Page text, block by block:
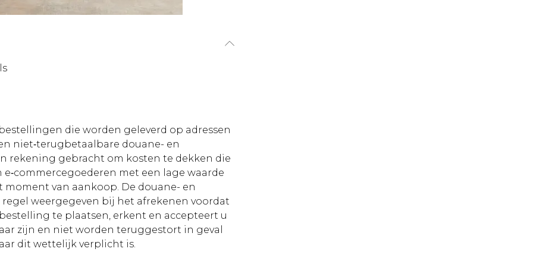
die worden geleverd op adressen
niet‑terugbetaalbare douane- en
rekening gebracht om kosten te dekken die
met een lage waarde
van aankoop. De douane- en
weergegeven bij het afrekenen voordat
te plaatsen, erkent en accepteert u
zijn en niet worden teruggestort in geval
dit wettelijk verplicht is.